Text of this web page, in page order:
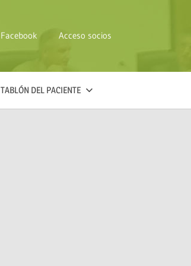
Facebook Acceso socios
TABLÓN DEL PACIENTE